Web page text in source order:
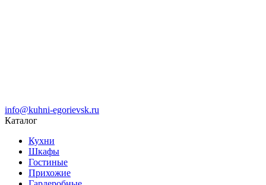
info@kuhni-egorievsk.ru
Каталог
Кухни
Шкафы
Гостиные
Прихожие